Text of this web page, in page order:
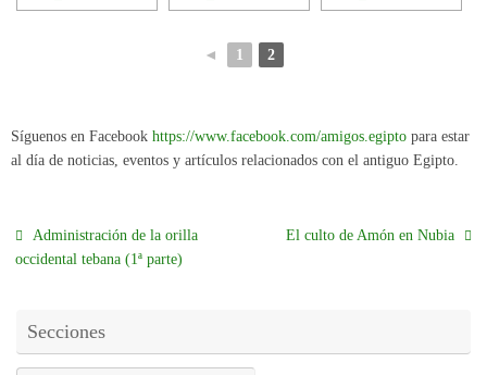
◄ 1 2
Síguenos en Facebook https://www.facebook.com/amigos.egipto para estar
al día de noticias, eventos y artículos relacionados con el antiguo Egipto.
Administración de la orilla
occidental tebana (1ª parte)
El culto de Amón en Nubia
Secciones